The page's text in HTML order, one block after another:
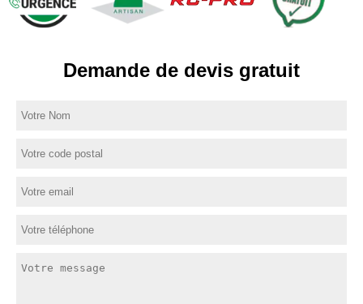
Demande de devis gratuit